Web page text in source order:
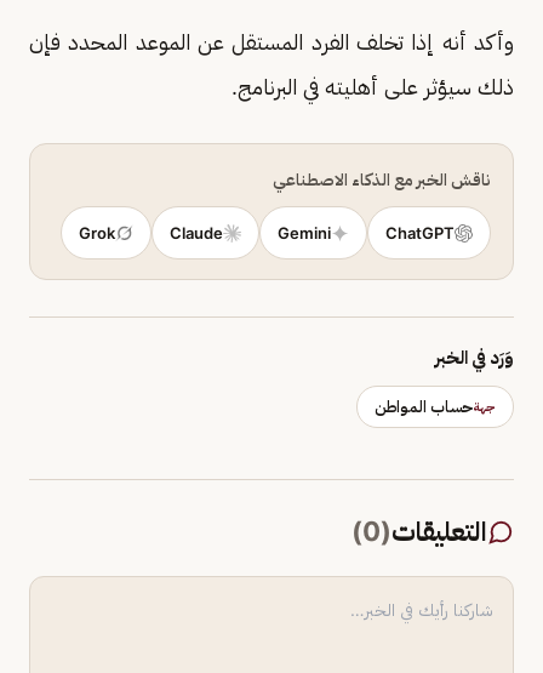
وأكد أنه إذا تخلف الفرد المستقل عن الموعد المحدد فإن
ذلك سيؤثر على أهليته في البرنامج.
ناقش الخبر مع الذكاء الاصطناعي
ChatGPT
Gemini
Claude
Grok
وَرَد في الخبر
جهةحساب المواطن
التعليقات(
0
)